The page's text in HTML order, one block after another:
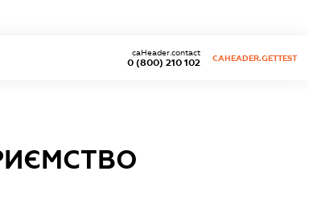
0 (800) 210 102
caHeader.contact
CAHEADER.GETTEST